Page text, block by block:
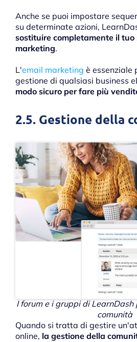
Anche se puoi impostare
su determinate azioni,
sostituire completamente il
marketing.
L'email marketing è essenziale
gestione di qualsiasi business
modo sicuro per fare più
2.5. Gestione della
I forum e i gruppi di
comunità
Quando si tratta di gestire
online, la gestione della